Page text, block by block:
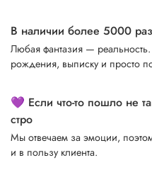
В наличии более 5000
Любая фантазия —
рождения, выписку и просто
💜 Если что-то пошло не
стро
Мы отвечаем за эмоции,
и в пользу клиента.